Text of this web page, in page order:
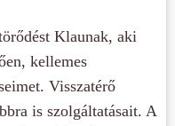
Klaunak, aki
kellemes
Visszatérő
is szolgáltatásait. A